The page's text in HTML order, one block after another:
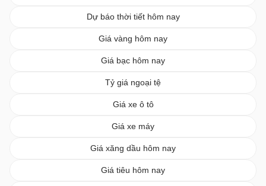
Dự báo thời tiết hôm nay
Giá vàng hôm nay
Giá bạc hôm nay
Tỷ giá ngoại tệ
Giá xe ô tô
Giá xe máy
Giá xăng dầu hôm nay
Giá tiêu hôm nay